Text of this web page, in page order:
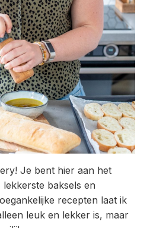
Je bent hier aan het
baksels en
recepten laat ik
leuk en lekker is, maar